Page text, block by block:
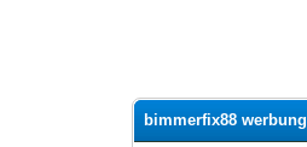
bimmerfix88 werbung